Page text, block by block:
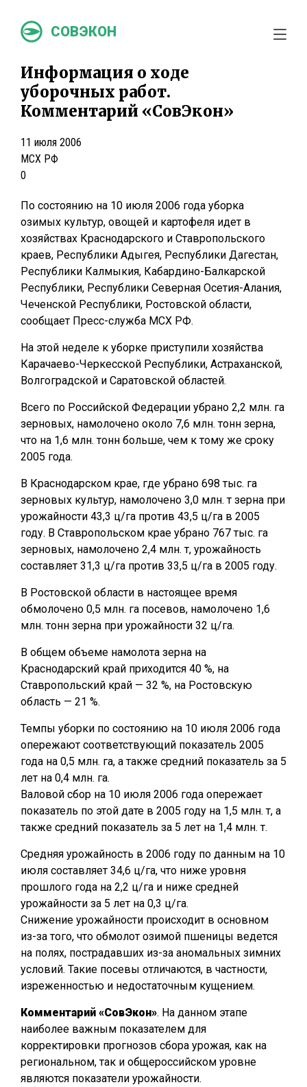
СОВЭКОН
Информация о ходе
уборочных работ.
Комментарий «СовЭкон»
11 июля 2006
МСХ РФ
0
По состоянию на 10 июля 2006 года уборка
озимых культур, овощей и картофеля идет в
хозяйствах Краснодарского и Ставропольского
краев, Республики Адыгея, Республики Дагестан,
Республики Калмыкия, Кабардино-Балкарской
Республики, Республики Северная Осетия-Алания,
Чеченской Республики, Ростовской области,
сообщает Пресс-служба МСХ РФ.
На этой неделе к уборке приступили хозяйства
Карачаево-Черкесской Республики, Астраханской,
Волгоградской и Саратовской областей.
Всего по Российской Федерации убрано 2,2 млн. га
зерновых, намолочено около 7,6 млн. тонн зерна,
что на 1,6 млн. тонн больше, чем к тому же сроку
2005 года.
В Краснодарском крае, где убрано 698 тыс. га
зерновых культур, намолочено 3,0 млн. т зерна при
урожайности 43,3 ц/га против 43,5 ц/га в 2005
году. В Ставропольском крае убрано 767 тыс. га
зерновых, намолочено 2,4 млн. т, урожайность
составляет 31,3 ц/га против 33,5 ц/га в 2005 году.
В Ростовской области в настоящее время
обмолочено 0,5 млн. га посевов, намолочено 1,6
млн. тонн зерна при урожайности 32 ц/га.
В общем объеме намолота зерна на
Краснодарский край приходится 40 %, на
Ставропольский край — 32 %, на Ростовскую
область — 21 %.
Темпы уборки по состоянию на 10 июля 2006 года
опережают соответствующий показатель 2005
года на 0,5 млн. га, а также средний показатель за 5
лет на 0,4 млн. га.
Валовой сбор на 10 июля 2006 года опережает
показатель по этой дате в 2005 году на 1,5 млн. т, а
также средний показатель за 5 лет на 1,4 млн. т.
Средняя урожайность в 2006 году по данным на 10
июля составляет 34,6 ц/га, что ниже уровня
прошлого года на 2,2 ц/га и ниже средней
урожайности за 5 лет на 0,3 ц/га.
Снижение урожайности происходит в основном
из-за того, что обмолот озимой пшеницы ведется
на полях, пострадавших из-за аномальных зимних
условий. Такие посевы отличаются, в частности,
изреженностью и недостаточным кущением.
Комментарий «СовЭкон». На данном этапе
наиболее важным показателем для
корректировки прогнозов сбора урожая, как на
региональном, так и общероссийском уровне
являются показатели урожайности.